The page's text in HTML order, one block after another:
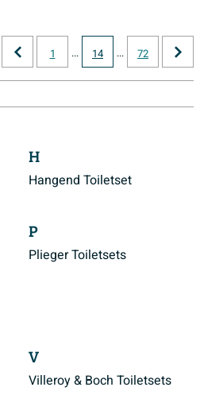
1 ... 14 ... 72
H
Hangend Toiletset
P
Plieger Toiletsets
V
Villeroy & Boch Toiletsets